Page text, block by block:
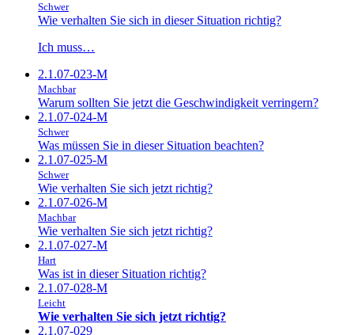
Schwer
Wie verhalten Sie sich in dieser Situation richtig?
Ich muss…
2.1.07-023-M
Machbar
Warum sollten Sie jetzt die Geschwindigkeit verringern?
2.1.07-024-M
Schwer
Was müssen Sie in dieser Situation beachten?
2.1.07-025-M
Schwer
Wie verhalten Sie sich jetzt richtig?
2.1.07-026-M
Machbar
Wie verhalten Sie sich jetzt richtig?
2.1.07-027-M
Hart
Was ist in dieser Situation richtig?
2.1.07-028-M
Leicht
Wie verhalten Sie sich jetzt richtig?
2.1.07-029